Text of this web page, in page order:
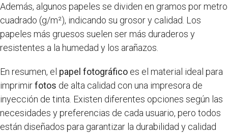
Además, algunos papeles se dividen en gramos por metro
cuadrado (g/m²), indicando su grosor y calidad. Los
papeles más gruesos suelen ser más duraderos y
resistentes a la humedad y los arañazos.
En resumen, el papel fotográfico es el material ideal para
imprimirfotos de alta calidad con una impresora de
inyección de tinta. Existen diferentes opciones según las
necesidades y preferencias de cada usuario, pero todos
están diseñados para garantizar la durabilidad y calidad